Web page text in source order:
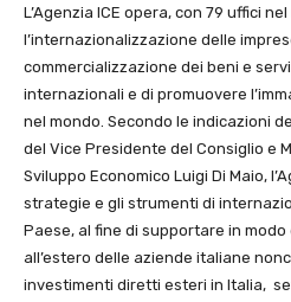
L’Agenzia ICE opera, con 79 uffici
l’internazionalizzazione delle
commercializzazione dei beni e
internazionali e di promuovere
nel mondo. Secondo le indicazioni
del Vice Presidente del Consiglio e
Sviluppo Economico Luigi Di Maio,
strategie e gli strumenti di
Paese, al fine di supportare in modo
all’estero delle aziende italiane
investimenti diretti esteri in Italia,